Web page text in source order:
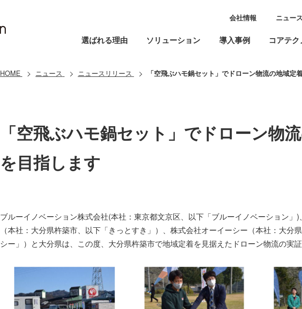
選ばれる理由 ソリューション 導入事例 コアテ
会社情報 ニュー
HOME ニュース ニュースリリース 「空飛ぶハモ鍋セット」でドローン物流の地域定
「空飛ぶハモ鍋セット」でドローン物
を目指します
ブルーイノベーション株式会社(本社：東京都文京区、以下「ブルーイノベーション」
（本社：大分県杵築市、以下「きっとすき」）、株式会社オーイーシー（本社：大分
シー」）と大分県は、この度、大分県杵築市で地域定着を見据えたドローン物流の実